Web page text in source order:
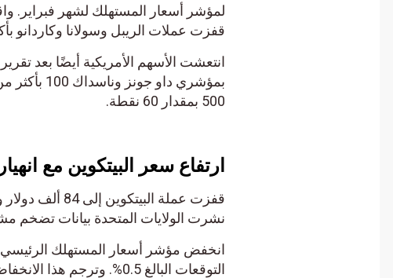
قفزت عملات الريبل وسولانا وكاردانو بأكثر من 5% بعد صدور تقرير مؤشر أسعار
انتعشت الأسهم الأمريكية أيضًا بعد
500 بمقدار 60 نقطة.
ارتفاع سعر البيتكوين مع
نشرت الولايات المتحدة بيانات تضخم